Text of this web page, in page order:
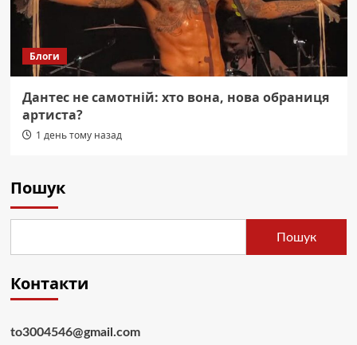
Блоги
Дантес не самотній: хто вона, нова обраниця
артиста?
1 день тому назад
Пошук
Пошук
Контакти
to3004546@gmail.com